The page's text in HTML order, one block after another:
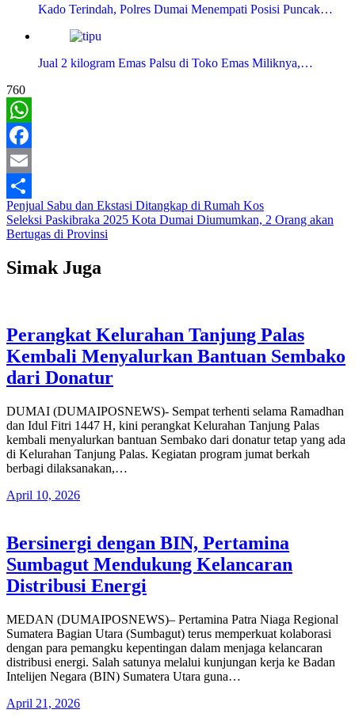
Kado Terindah, Polres Dumai Menempati Posisi Puncak…
Jual 2 kilogram Emas Palsu di Toko Emas Miliknya,…
760
WhatsApp
Facebook
Email
Share
Navigasi
pos
Penjual Sabu dan Ekstasi Ditangkap di Rumah Kos
Seleksi Paskibraka 2025 Kota Dumai Diumumkan, 2 Orang akan
Bertugas di Provinsi
Simak Juga
Perangkat Kelurahan Tanjung Palas
Kembali Menyalurkan Bantuan Sembako
dari Donatur
DUMAI (DUMAIPOSNEWS)- Sempat terhenti selama Ramadhan
dan Idul Fitri 1447 H, kini perangkat Kelurahan Tanjung Palas
kembali menyalurkan bantuan Sembako dari donatur tetap yang ada
di Kelurahan Tanjung Palas. Kegiatan program jumat berkah
berbagi dilaksanakan,…
April 10, 2026
Bersinergi dengan BIN, Pertamina
Sumbagut Mendukung Kelancaran
Distribusi Energi
MEDAN (DUMAIPOSNEWS)– Pertamina Patra Niaga Regional
Sumatera Bagian Utara (Sumbagut) terus memperkuat kolaborasi
dengan para pemangku kepentingan dalam menjaga kelancaran
distribusi energi. Salah satunya melalui kunjungan kerja ke Badan
Intelijen Negara (BIN) Sumatera Utara guna…
April 21, 2026